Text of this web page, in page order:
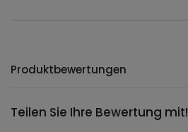
Produktbewertungen
Teilen Sie Ihre Bewertung mit!